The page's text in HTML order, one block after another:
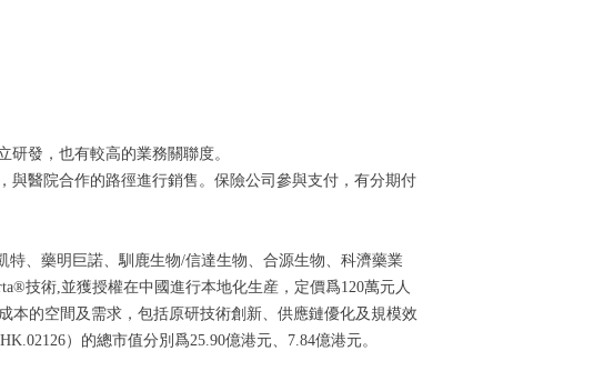
研發，也有較高的業務關聯度。
醫院合作的路徑進行銷售。保險公司參與支付，有分期付
特、藥明巨諾、馴鹿生物/信達生物、合源生物、科濟藥業
技術,並獲授權在中國進行本地化生産，定價爲120萬元人
本的空間及需求，包括原研技術創新、供應鏈優化及規模效
）的總市值分別爲25.90億港元、7.84億港元。